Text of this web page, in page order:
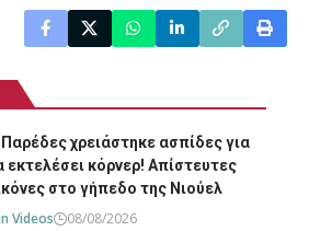
Παρέδες χρειάστηκε ασπίδες για
εκτελέσει κόρνερ! Απίστευτες
στο γήπεδο της Νιούελ
Videos 08/08/2026